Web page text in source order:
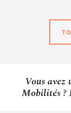
Vous
Mobilités ?